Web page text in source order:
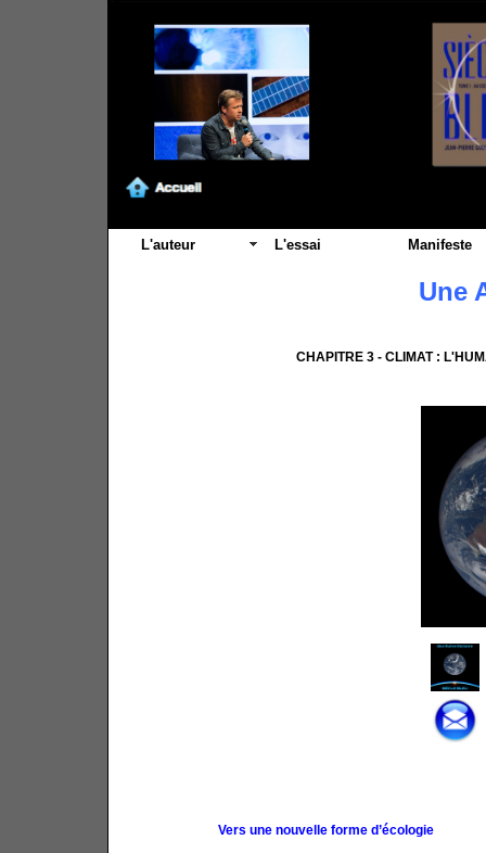
L'auteur L'essai Manifeste
Une
CHAPITRE 3 - CLIMAT :
Vers une nouvelle forme d’écologie